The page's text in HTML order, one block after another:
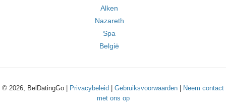
Alken
Nazareth
Spa
België
© 2026, BelDatingGo | Privacybeleid Gebruiksvoorwaarden
Neem contact
met ons op